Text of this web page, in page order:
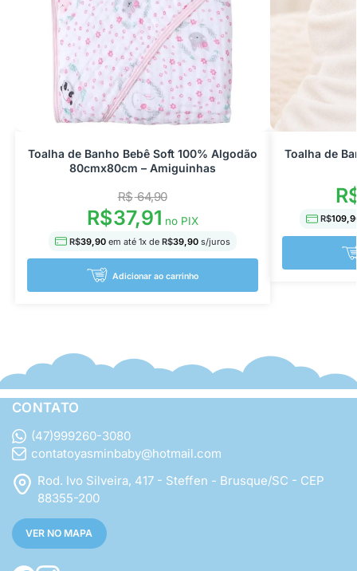
Toalha de Banho Bebê Soft 100% Algodão
80cmx80cm – Amiguinhas
R$64,90
R$37,91 no PIX
R$39,90 em até 1x de R$39,90s/juros
Adicionar ao carrinho
Toalha de
R$
CONTATO
(47)999260-3080
contatoyasminbaby@hotmail.com
Rod. Ivo Silveira, 417 - Steffen - Brusque/SC - CEP
88355-200
VER NO MAPA